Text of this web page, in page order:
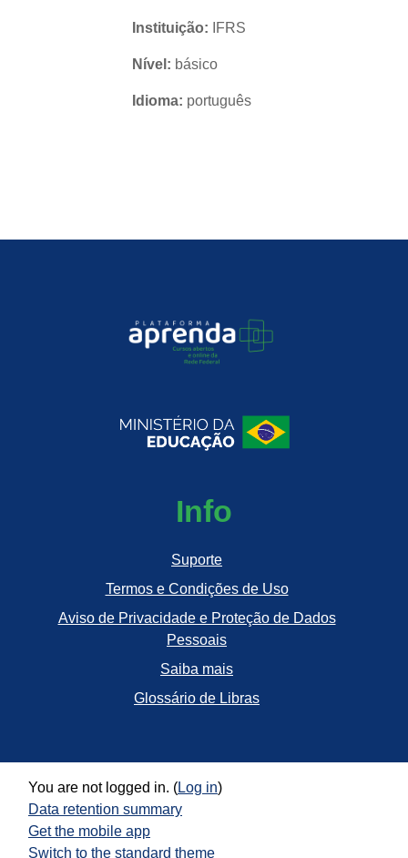
Instituição: IFRS
Nível: básico
Idioma: português
Info
Suporte
Termos e Condições de Uso
Aviso de Privacidade e Proteção de Dados
Pessoais
Saiba mais
Glossário de Libras
You are not logged in. (Log in)
Data retention summary
Get the mobile app
Switch to the standard theme